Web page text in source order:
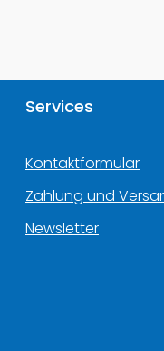
Services
Kontaktformular
Zahlung und
Newsletter